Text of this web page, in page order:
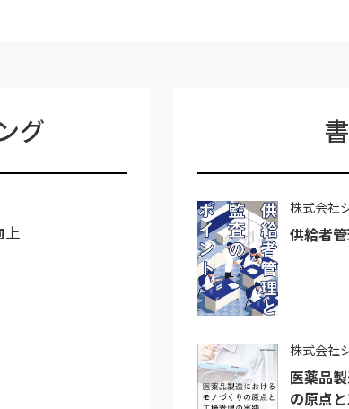
グ
上
株式会社
供給者
株式会社
医薬品
の原点